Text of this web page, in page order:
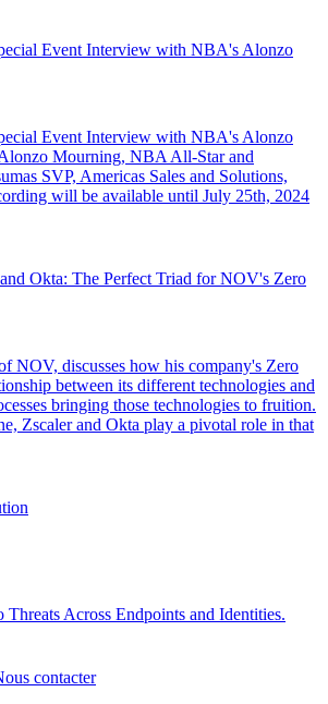
Event Interview with NBA's Alonzo
Event Interview with NBA's Alonzo
Mourning, NBA All-Star and
SVP, Americas Sales and Solutions,
will be available until July 25th, 2024
Okta: The Perfect Triad for NOV's Zero
NOV, discusses how his company's Zero
between its different technologies and
bringing those technologies to fruition.
Zscaler and Okta play a pivotal role in that
Threats Across Endpoints and Identities.
contacter